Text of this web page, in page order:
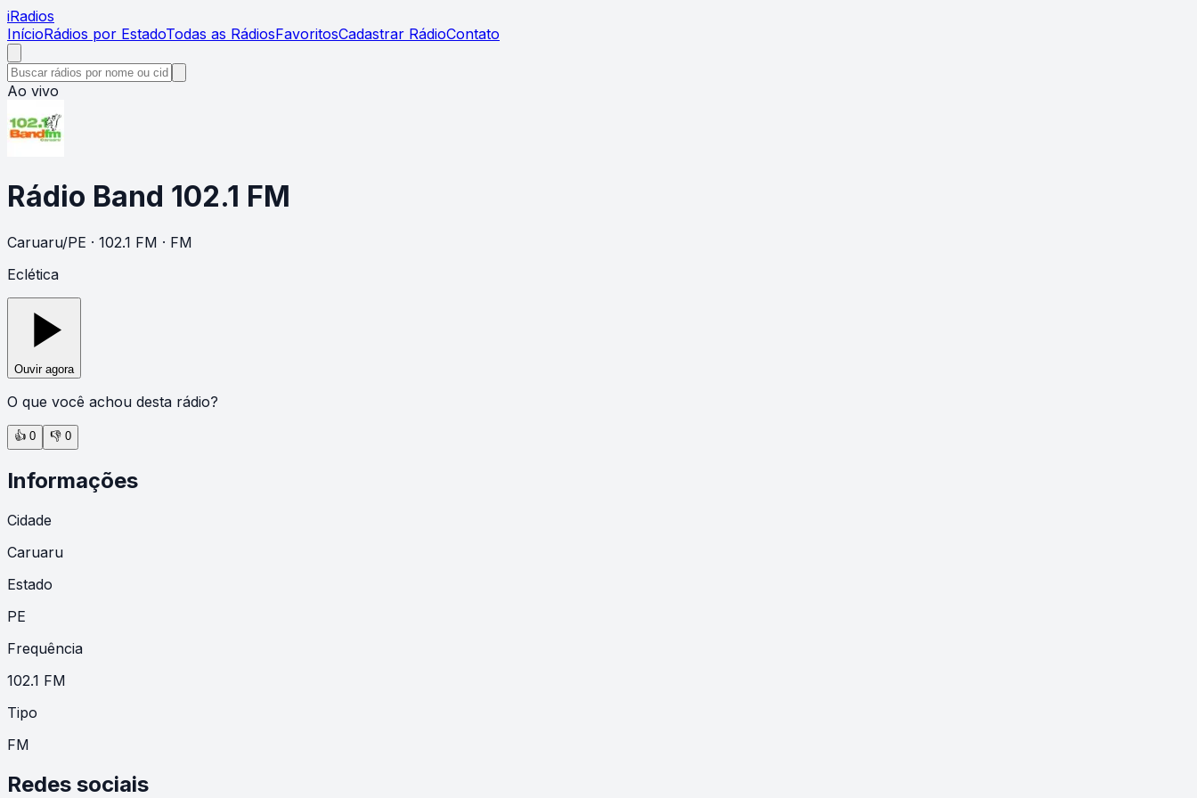
iRadios
InícioRádios por EstadoTodas as RádiosFavoritosCadastrar RádioContato
Ao vivo
Rádio Band 102.1 FM
Caruaru/PE · 102.1 FM · FM
Eclética
Ouvir agora
O que você achou desta rádio?
👍 0 👎 0
Informações
Cidade
Caruaru
Estado
PE
Frequência
102.1 FM
Tipo
FM
Redes sociais